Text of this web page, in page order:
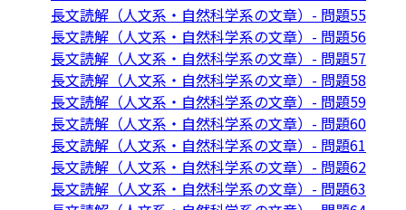
長文読解（人文系・自然科学系の文章）- 問題55
長文読解（人文系・自然科学系の文章）- 問題56
長文読解（人文系・自然科学系の文章）- 問題57
長文読解（人文系・自然科学系の文章）- 問題58
長文読解（人文系・自然科学系の文章）- 問題59
長文読解（人文系・自然科学系の文章）- 問題60
長文読解（人文系・自然科学系の文章）- 問題61
長文読解（人文系・自然科学系の文章）- 問題62
長文読解（人文系・自然科学系の文章）- 問題63